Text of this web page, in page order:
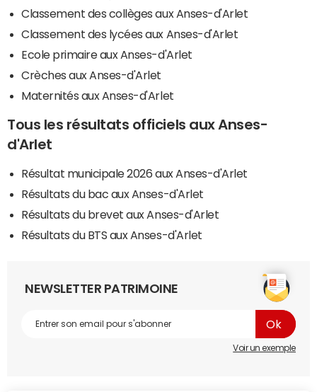
Classement des collèges aux Anses-d'Arlet
Classement des lycées aux Anses-d'Arlet
Ecole primaire aux Anses-d'Arlet
Crèches aux Anses-d'Arlet
Maternités aux Anses-d'Arlet
Tous les résultats officiels aux Anses-
d'Arlet
Résultat municipale 2026 aux Anses-d'Arlet
Résultats du bac aux Anses-d'Arlet
Résultats du brevet aux Anses-d'Arlet
Résultats du BTS aux Anses-d'Arlet
NEWSLETTER PATRIMOINE
Voir un exemple